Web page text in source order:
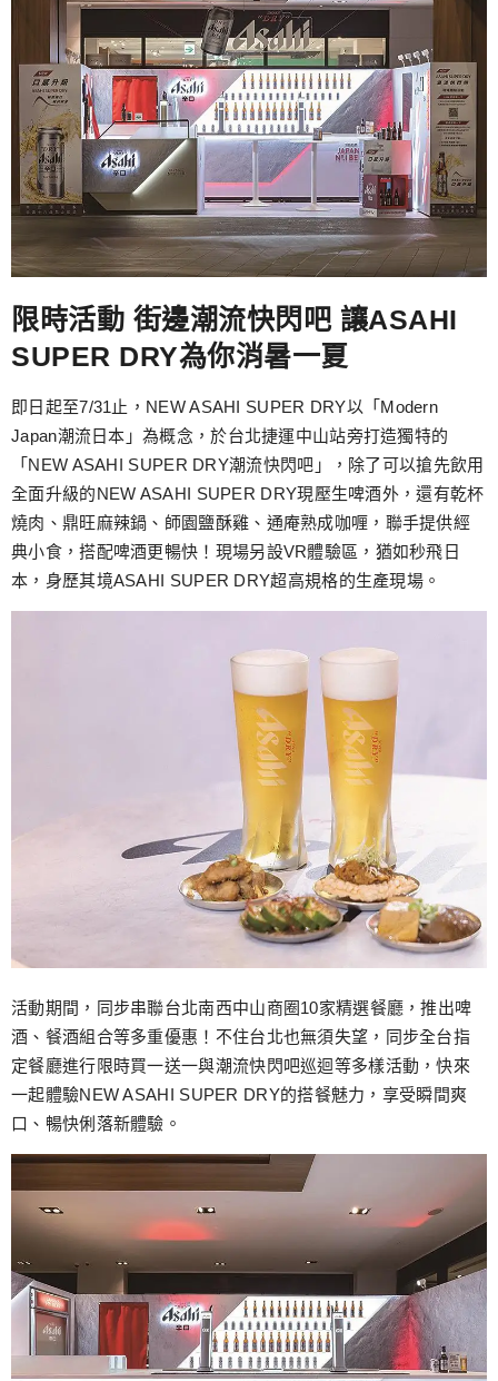
限時活動 街邊潮流快閃吧 讓ASAHI
SUPER DRY為你消暑一夏
即日起至7/31止，NEW ASAHI SUPER DRY以「Modern
Japan潮流日本」為概念，於台北捷運中山站旁打造獨特的
「NEW ASAHI SUPER DRY潮流快閃吧」，除了可以搶先飲用
全面升級的NEW ASAHI SUPER DRY現壓生啤酒外，還有乾杯
燒肉、鼎旺麻辣鍋、師園鹽酥雞、通庵熟成咖喱，聯手提供經
典小食，搭配啤酒更暢快！現場另設VR體驗區，猶如秒飛日
本，身歷其境ASAHI SUPER DRY超高規格的生產現場。
活動期間，同步串聯台北南西中山商圈10家精選餐廳，推出啤
酒、餐酒組合等多重優惠！不住台北也無須失望，同步全台指
定餐廳進行限時買一送一與潮流快閃吧巡迴等多樣活動，快來
一起體驗NEW ASAHI SUPER DRY的搭餐魅力，享受瞬間爽
口、暢快俐落新體驗。